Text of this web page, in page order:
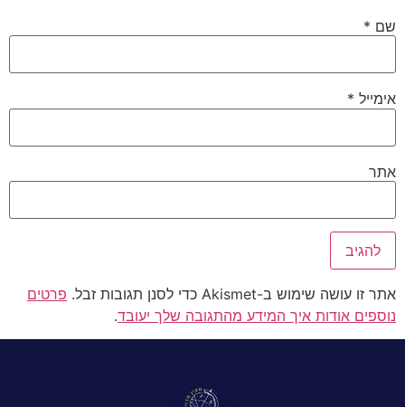
שם *
אימייל *
אתר
אתר זו עושה שימוש ב-Akismet כדי לסנן תגובות זבל.
פרטים
נוספים אודות איך המידע מהתגובה שלך יעובד.